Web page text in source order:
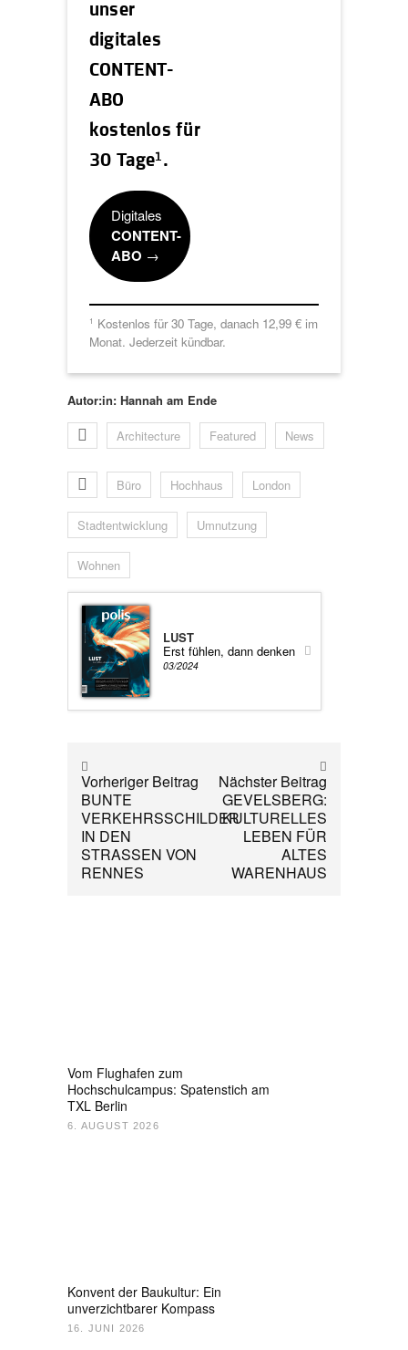
unser
digitales
CONTENT-
ABO
kostenlos für
30 Tage1 .
Digitales
CONTENT-
ABO →
1 Kostenlos für 30 Tage, danach 12,99 € im
Monat. Jederzeit kündbar.
Autor:in: Hannah am Ende
Architecture Featured News
Büro Hochhaus London
Stadtentwicklung Umnutzung
Wohnen
LUST
Erst fühlen, dann denken
03/2024
Vorheriger Beitrag
BUNTE
VERKEHRSSCHILDER
IN DEN
STRASSEN VON
RENNES
Nächster Beitrag
GEVELSBERG:
KULTURELLES
LEBEN FÜR
ALTES
WARENHAUS
Vom Flughafen zum
Hochschulcampus: Spatenstich am
TXL Berlin
6. AUGUST 2026
Konvent der Baukultur: Ein
unverzichtbarer Kompass
16. JUNI 2026